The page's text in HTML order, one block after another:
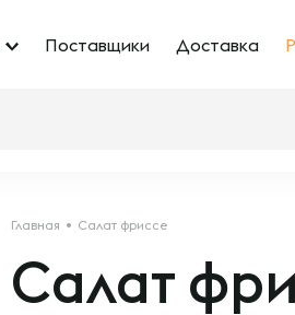
Поставщики Доставка
Главная Салат фриссе
Салат